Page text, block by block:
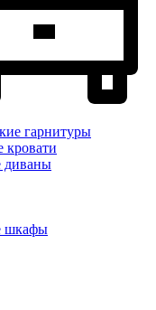
гарнитуры
кровати
диваны
шкафы